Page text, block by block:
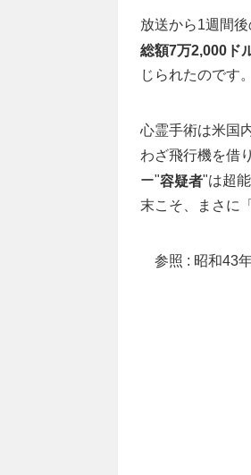
放送から1週間
総額7万2,000ド
じられたのです。
心霊手術は米国
わざ飛行機を借
ー"容疑者"は超
末こそ、まさに「
参照 : 昭和43